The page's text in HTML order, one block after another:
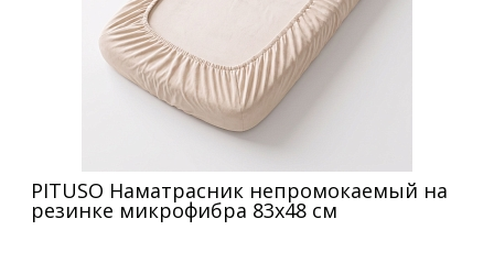
PITUSO Наматрасник непромокаемый на
резинке микрофибра 83х48 см